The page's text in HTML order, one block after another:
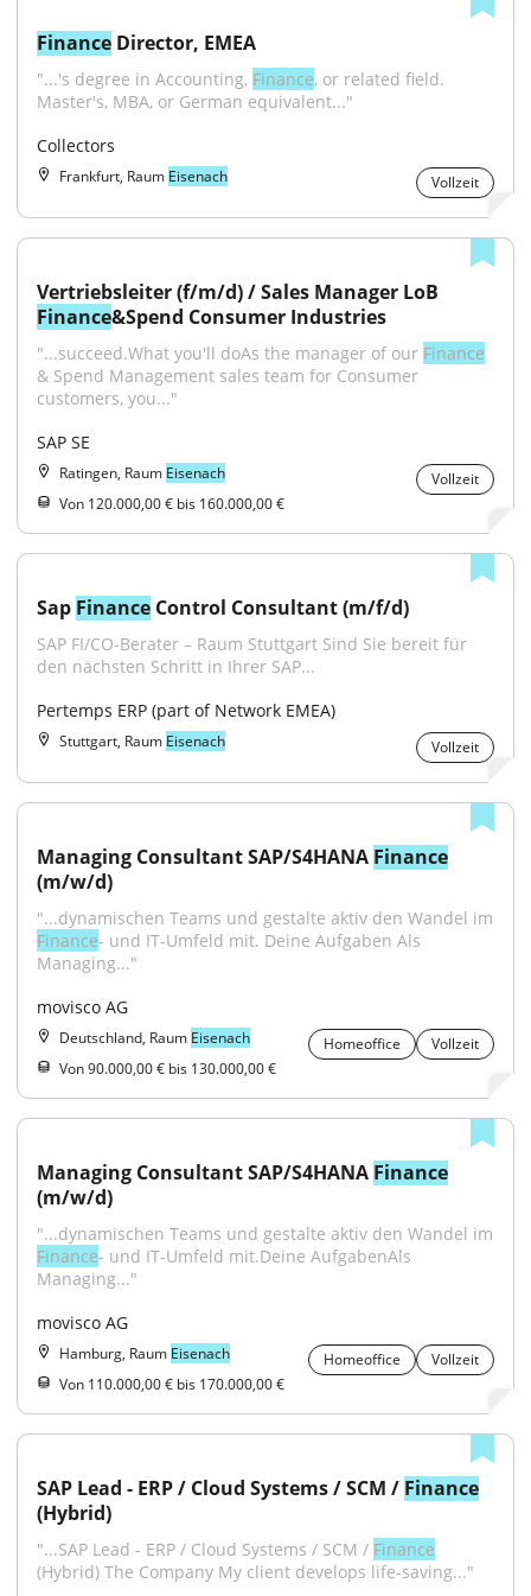
Finance Director, EMEA
"...'s degree in Accounting, Finance, or related field.
Master's, MBA, or German equivalent..."
Collectors
Frankfurt, Raum Eisenach Vollzeit
Finance&Spend Consumer Industries
"...succeed.What you'll doAs the manager of our Finance
& Spend Management sales team for Consumer
customers, you..."
SAP SE
Ratingen, Raum Eisenach
Vollzeit
Von 120.000,00 € bis 160.000,00 €
Sap Finance Control Consultant (m/f/d)
SAP FI/CO-Berater – Raum Stuttgart Sind Sie bereit für
den nächsten Schritt in Ihrer SAP...
Pertemps ERP (part of Network EMEA)
Stuttgart, Raum Eisenach Vollzeit
Managing Consultant SAP/S4HANA Finance
(m/w/d)
Finance- und IT-Umfeld mit. Deine Aufgaben Als
Managing..."
movisco AG
Deutschland, Raum Eisenach Homeoffice
Vollzeit
Von 90.000,00 € bis 130.000,00 €
Managing Consultant SAP/S4HANA Finance
(m/w/d)
Finance- und IT-Umfeld mit.Deine AufgabenAls
Managing..."
movisco AG
Hamburg, Raum Eisenach Homeoffice
Vollzeit
Von 110.000,00 € bis 170.000,00 €
SAP Lead - ERP / Cloud Systems / SCM / Finance
(Hybrid)
"...SAP Lead - ERP / Cloud Systems / SCM / Finance
(Hybrid) The Company My client develops life-saving..."